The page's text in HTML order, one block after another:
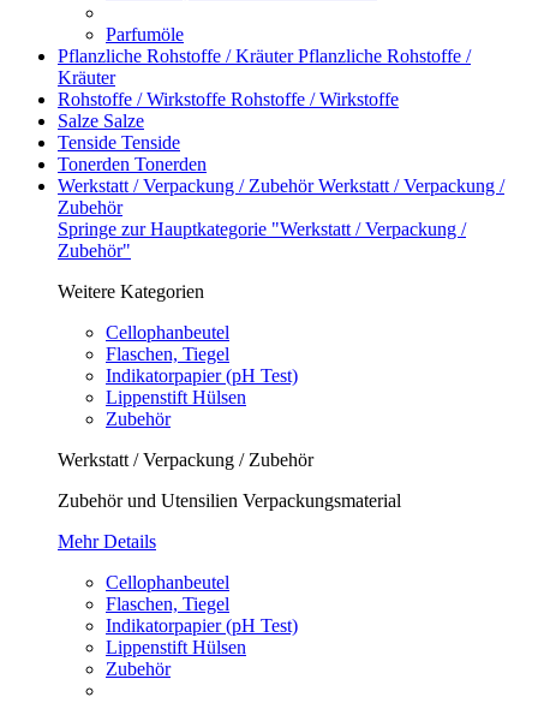
Parfumöle
Pflanzliche Rohstoffe / KräuterPflanzliche Rohstoffe /
Kräuter
Rohstoffe / Wirkstoffe Rohstoffe / Wirkstoffe
Salze Salze
Tenside Tenside
Tonerden Tonerden
Werkstatt / Verpackung / ZubehörWerkstatt / Verpackung /
Zubehör
Springe zur Hauptkategorie "Werkstatt / Verpackung /
Zubehör"
Weitere Kategorien
Cellophanbeutel
Flaschen, Tiegel
Indikatorpapier (pH Test)
Lippenstift Hülsen
Zubehör
Werkstatt / Verpackung / Zubehör
Zubehör und Utensilien Verpackungsmaterial
Mehr Details
Cellophanbeutel
Flaschen, Tiegel
Indikatorpapier (pH Test)
Lippenstift Hülsen
Zubehör